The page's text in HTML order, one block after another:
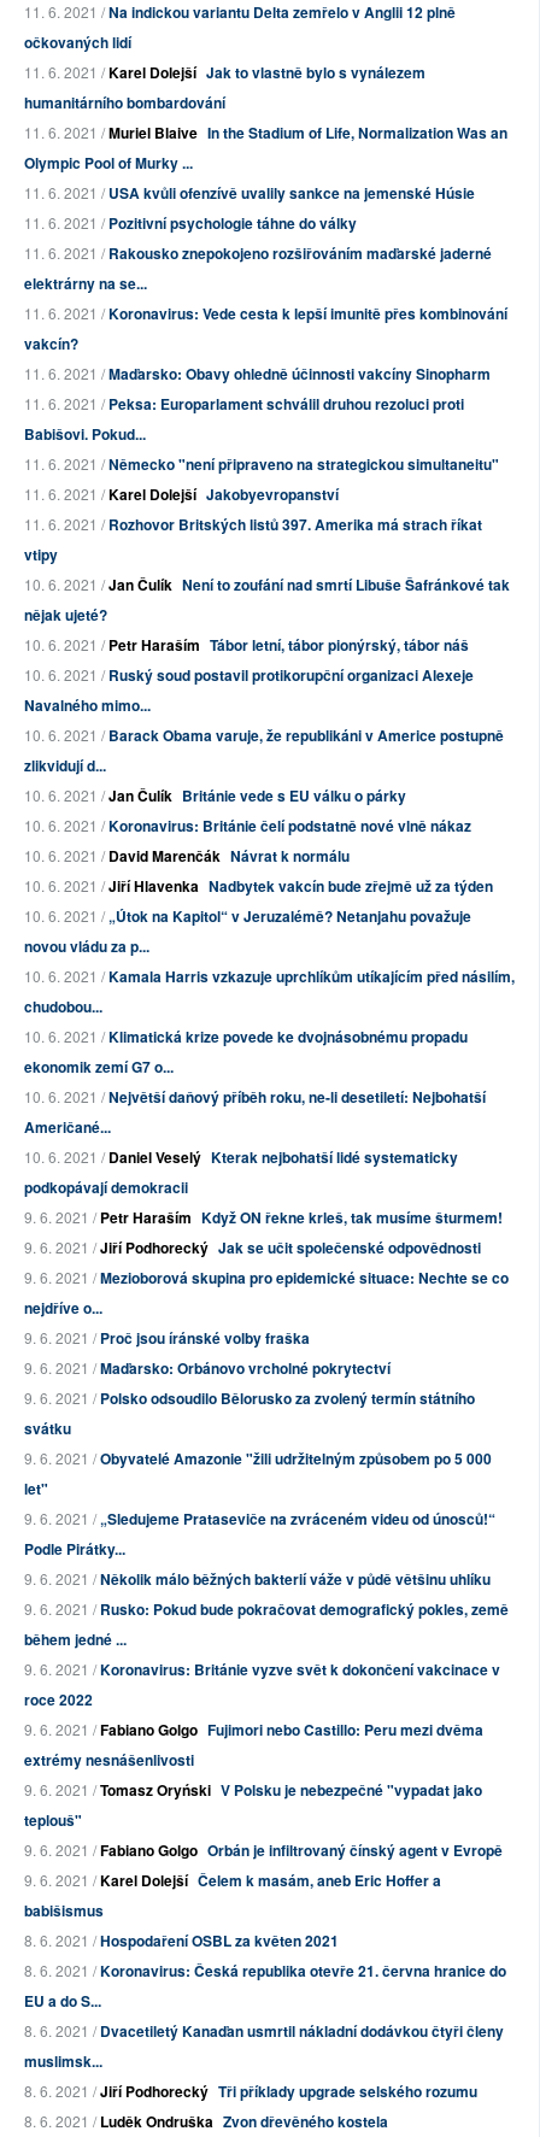
11. 6. 2021 /Na indickou variantu Delta zemřelo v Anglii 12 plně
očkovaných lidí
11. 6. 2021 /Karel Dolejší Jak to vlastně bylo s vynálezem
humanitárního bombardování
11. 6. 2021 /Muriel Blaive In the Stadium of Life, Normalization Was an
Olympic Pool of Murky ...
11. 6. 2021 /USA kvůli ofenzívě uvalily sankce na jemenské Húsie
11. 6. 2021 /Pozitivní psychologie táhne do války
11. 6. 2021 /Rakousko znepokojeno rozšiřováním maďarské jaderné
elektrárny na se...
11. 6. 2021 /Koronavirus: Vede cesta k lepší imunitě přes kombinování
vakcín?
11. 6. 2021 /Maďarsko: Obavy ohledně účinnosti vakcíny Sinopharm
11. 6. 2021 /Peksa: Europarlament schválil druhou rezoluci proti
Babišovi. Pokud...
11. 6. 2021 /Německo "není připraveno na strategickou simultaneitu"
11. 6. 2021 /Karel Dolejší Jakobyevropanství
11. 6. 2021 /Rozhovor Britských listů 397. Amerika má strach říkat
vtipy
10. 6. 2021 /Jan Čulík Není to zoufání nad smrtí Libuše Šafránkové tak
nějak ujeté?
10. 6. 2021 /Petr Haraším Tábor letní, tábor pionýrský, tábor náš
10. 6. 2021 /Ruský soud postavil protikorupční organizaci Alexeje
Navalného mimo...
10. 6. 2021 /Barack Obama varuje, že republikáni v Americe postupně
zlikvidují d...
10. 6. 2021 /Jan Čulík Británie vede s EU válku o párky
10. 6. 2021 /Koronavirus: Británie čelí podstatně nové vlně nákaz
10. 6. 2021 /David Marenčák Návrat k normálu
10. 6. 2021 /Jiří Hlavenka Nadbytek vakcín bude zřejmě už za týden
10. 6. 2021 /„Útok na Kapitol“ v Jeruzalémě? Netanjahu považuje
novou vládu za p...
10. 6. 2021 /Kamala Harris vzkazuje uprchlíkům utíkajícím před násilím,
chudobou...
10. 6. 2021 /Klimatická krize povede ke dvojnásobnému propadu
ekonomik zemí G7 o...
10. 6. 2021 /Největší daňový příběh roku, ne-li desetiletí: Nejbohatší
Američané...
10. 6. 2021 /Daniel Veselý Kterak nejbohatší lidé systematicky
podkopávají demokracii
9. 6. 2021 /Petr Haraším Když ON řekne krleš, tak musíme šturmem!
9. 6. 2021 /Jiří Podhorecký Jak se učit společenské odpovědnosti
9. 6. 2021 /Mezioborová skupina pro epidemické situace: Nechte se co
nejdříve o...
9. 6. 2021 /Proč jsou íránské volby fraška
9. 6. 2021 /Maďarsko: Orbánovo vrcholné pokrytectví
9. 6. 2021 /Polsko odsoudilo Bělorusko za zvolený termín státního
svátku
9. 6. 2021 /Obyvatelé Amazonie "žili udržitelným způsobem po 5 000
let"
9. 6. 2021 /„Sledujeme Prataseviče na zvráceném videu od únosců!“
Podle Pirátky...
9. 6. 2021 /Několik málo běžných bakterií váže v půdě většinu uhlíku
9. 6. 2021 /Rusko: Pokud bude pokračovat demografický pokles, země
během jedné ...
9. 6. 2021 /Koronavirus: Británie vyzve svět k dokončení vakcinace v
roce 2022
9. 6. 2021 /Fabiano Golgo Fujimori nebo Castillo: Peru mezi dvěma
extrémy nesnášenlivosti
9. 6. 2021 /Tomasz Oryński V Polsku je nebezpečné "vypadat jako
teplouš"
9. 6. 2021 /Fabiano Golgo Orbán je infiltrovaný čínský agent v Evropě
9. 6. 2021 /Karel Dolejší Čelem k masám, aneb Eric Hoffer a
babišismus
8. 6. 2021 /Hospodaření OSBL za květen 2021
8. 6. 2021 /Koronavirus: Česká republika otevře 21. června hranice do
EU a do S...
8. 6. 2021 /Dvacetiletý Kanaďan usmrtil nákladní dodávkou čtyři členy
muslimsk...
8. 6. 2021 /Jiří Podhorecký Tři příklady upgrade selského rozumu
8. 6. 2021 /Luděk Ondruška Zvon dřevěného kostela